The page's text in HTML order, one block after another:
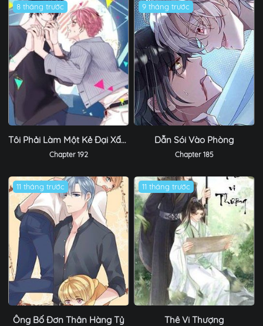
8 tháng trước
Tôi Phải Làm Một Kẻ Đại Xấu Xa
Chapter 192
9 tháng trước
Dẫn Sói Vào Phòng
Chapter 185
11 tháng trước
Ông Bố Đơn Thân Hàng Tỷ
11 tháng trước
Thê Vi Thượng